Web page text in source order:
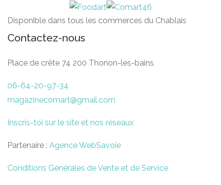
Disponible dans tous les commerces du Chablais
Contactez-nous
Place de crête 74 200 Thonon-les-bains
06-64-20-97-34
magazinecomart@gmail.com
Inscris-toi sur le site et nos réseaux
Partenaire : Agence WebSavoie
Conditions Générales de Vente et de Service